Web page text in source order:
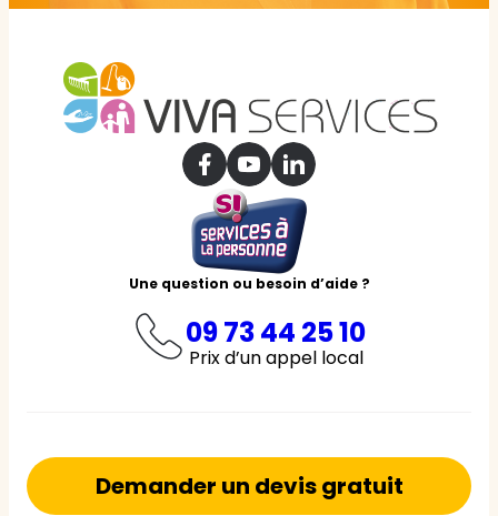
Une question ou besoin d’aide ?
09 73 44 25 10
Prix d’un appel local
Demander un devis gratuit